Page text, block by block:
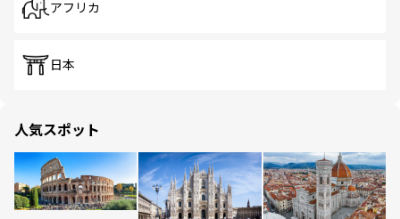
アフリカ
日本
人気スポット